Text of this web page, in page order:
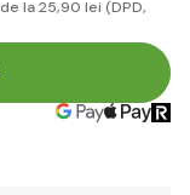
de la 25,90 lei (DPD,